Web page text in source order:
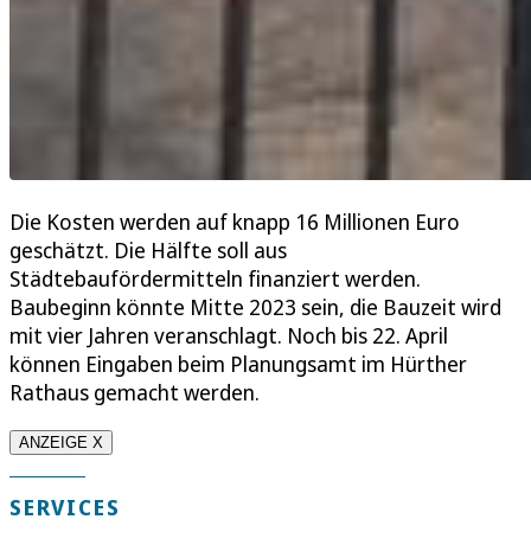
Die Kosten werden auf knapp 16 Millionen Euro
geschätzt. Die Hälfte soll aus
Städtebaufördermitteln finanziert werden.
Baubeginn könnte Mitte 2023 sein, die Bauzeit wird
mit vier Jahren veranschlagt. Noch bis 22. April
können Eingaben beim Planungsamt im Hürther
Rathaus gemacht werden.
ANZEIGE X
SERVICES